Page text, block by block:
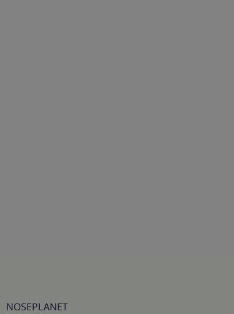
NOSEPLANET